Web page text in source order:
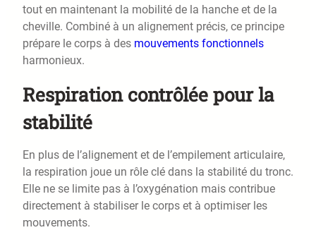
tout en maintenant la mobilité de la hanche et de la
cheville. Combiné à un alignement précis, ce principe
prépare le corps à des mouvements fonctionnels
harmonieux.
Respiration contrôlée pour la
stabilité
En plus de l’alignement et de l’empilement articulaire,
la respiration joue un rôle clé dans la stabilité du tronc.
Elle ne se limite pas à l’oxygénation mais contribue
directement à stabiliser le corps et à optimiser les
mouvements.